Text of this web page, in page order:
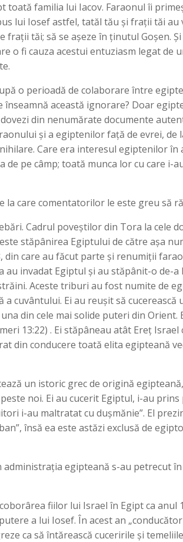
familia lui Iacov. Faraonul îi
tăi; să se așeze în ținutul Goșen.
o fi cauza acestui entuziasm legat de
o perioadă de colaborare între
înseamnă această ignorare? Doar
din nenumărate documente
și a egiptenilor față de evrei, de
Care era interesul egiptenilor în
pe câmp; toată munca lor cu care i-
care comentatorilor le este greu să
Cadrul poveștilor din Tora la cele
stăpânirea Egiptului de către așa
din care au făcut parte și renumiții
invadat Egiptul și au stăpânit-o de-a
Aceste triburi au fost numite de
cuvântului. Ei au reușit să cucerească
din cele mai solide puteri din Orient.
din conducere toată elita egipteană
un istoric grec de origină
noi. Ei au cucerit Egiptul, i-au prins
i-au maltratat cu dușmănie”. El
însă ea este astăzi exclusă de
egipteană s-au petrecut
fiilor lui Israel în Egipt ca anul
a lui Iosef. În acest an
ca să întărească cuceririle și